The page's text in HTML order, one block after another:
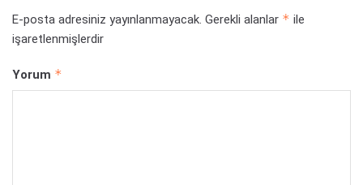
E-posta adresiniz yayınlanmayacak. Gerekli alanlar * ile
işaretlenmişlerdir
Yorum *